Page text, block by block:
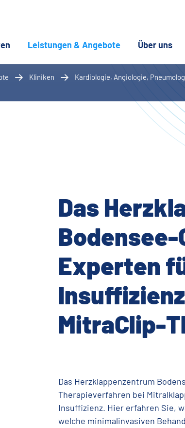
Leistungen & Angebote (aktuelle Seite)
Über uns
Kliniken
Kardiologie, Angiologie,
Das
Experten
MitraClip-
Das Herzklappenzentrum
Therapieverfahren bei
Insuffizienz. Hier erfahren Sie,
welche minimalinvasiven